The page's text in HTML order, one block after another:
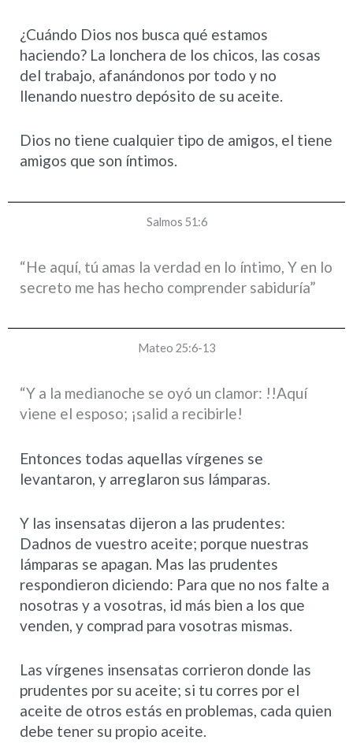
¿Cuándo Dios nos busca qué estamos
haciendo? La lonchera de los chicos, las cosas
del trabajo, afanándonos por todo y no
llenando nuestro depósito de su aceite.
Dios no tiene cualquier tipo de amigos, el tiene
amigos que son íntimos.
Salmos 51:6
“He aquí, tú amas la verdad en lo íntimo, Y en lo
secreto me has hecho comprender sabiduría”
Mateo 25:6-13
“Y a la medianoche se oyó un clamor: !!Aquí
viene el esposo; ¡salid a recibirle!
Entonces todas aquellas vírgenes se
levantaron, y arreglaron sus lámparas.
Y las insensatas dijeron a las prudentes:
Dadnos de vuestro aceite; porque nuestras
lámparas se apagan. Mas las prudentes
respondieron diciendo: Para que no nos falte a
nosotras y a vosotras, id más bien a los que
venden, y comprad para vosotras mismas.
Las vírgenes insensatas corrieron donde las
prudentes por su aceite; si tu corres por el
aceite de otros estás en problemas, cada quien
debe tener su propio aceite.